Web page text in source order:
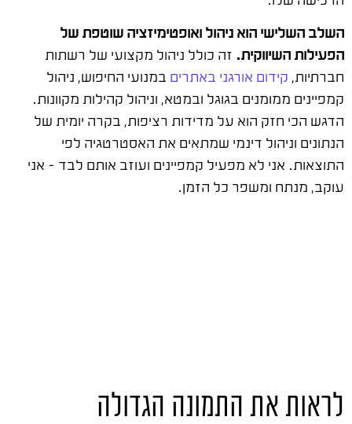
השלב השלישי הוא ניהול ואופטימיזציה שוטפת של
הפעילות השיווקית. זה כולל ניהול מקצועי של רשתות
חברתיות, קידום אורגני באתרים במנועי החיפוש, ניהול
קמפיינים ממומנים בגוגל ובמטא, וניהול קהילות מקוונות.
הדגש הכי חזק הוא על מדידות רציפות, בקרה יומית של
הנתונים וניהול דינמי שמתאים את האסטרטגיה לפי
התוצאות. אני לא מפעיל קמפיינים ועוזב אותם לבד – אני
עוקב, מנתח ומשפר כל הזמן.
לראות את התמונה הגדולה